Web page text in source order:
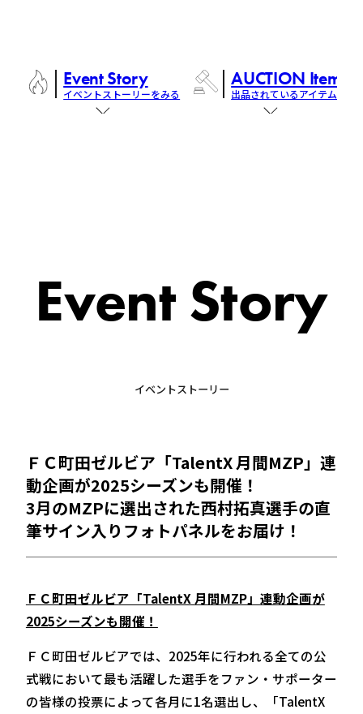
Event Story
イベントストーリーをみる
AUCTION Items
出品されているアイテム
Event Story
イベントストーリー
ＦＣ町田ゼルビア「TalentX 月間MZP」連
動企画が2025シーズンも開催！
3月のMZPに選出された西村拓真選手の直
筆サイン入りフォトパネルをお届け！
ＦＣ町田ゼルビア「TalentX 月間MZP」連動企画が
2025シーズンも開催！
ＦＣ町田ゼルビアでは、2025年に行われる全ての公
式戦において最も活躍した選手をファン・サポーター
の皆様の投票によって各月に1名選出し、「TalentX